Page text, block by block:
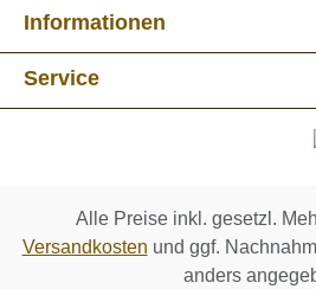
Informationen
Service
Alle Preise inkl. gesetzl.
Versandkosten und ggf.
anders